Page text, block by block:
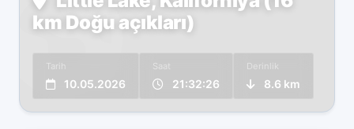
km Doğu açıkları)
Tarih
10.05.2026
Saat
21:32:26
Derinlik
8.6 km